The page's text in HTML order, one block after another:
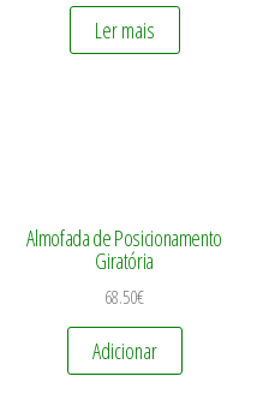
Ler mais
Almofada de Posicionamento
Giratória
68.50€
Adicionar